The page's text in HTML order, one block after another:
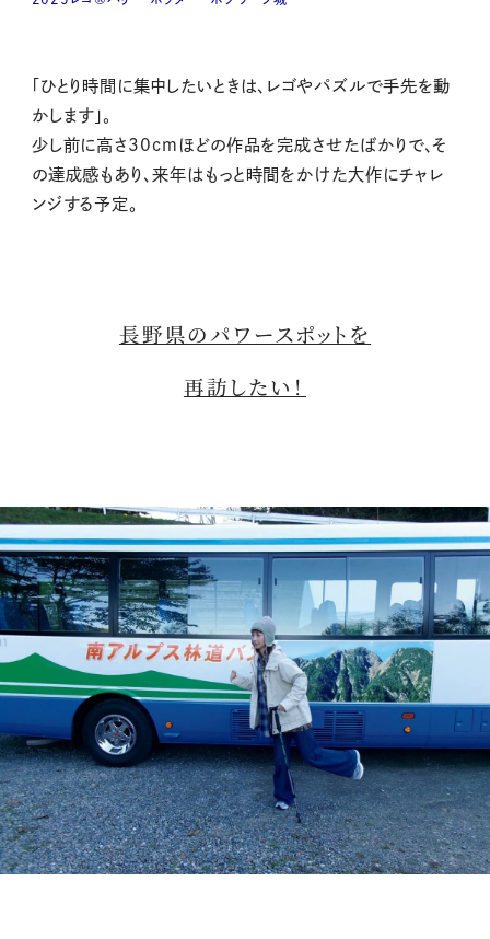
「ひとり時間に集中したいときは、レゴやパズルで手先を動
かします」。
少し前に高さ30cmほどの作品を完成させたばかりで、そ
の達成感もあり、来年はもっと時間をかけた大作にチャレ
ンジする予定。
長野県のパワースポットを
再訪したい！